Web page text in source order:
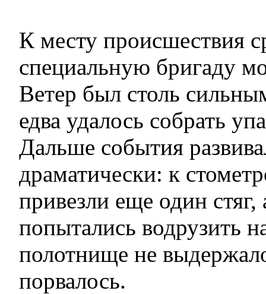
К месту происшествия
специальную бригаду
Ветер был столь
едва удалось собрать
Дальше события
драматически: к
привезли еще один стяг,
попытались водрузить
полотнище не
порвалось.